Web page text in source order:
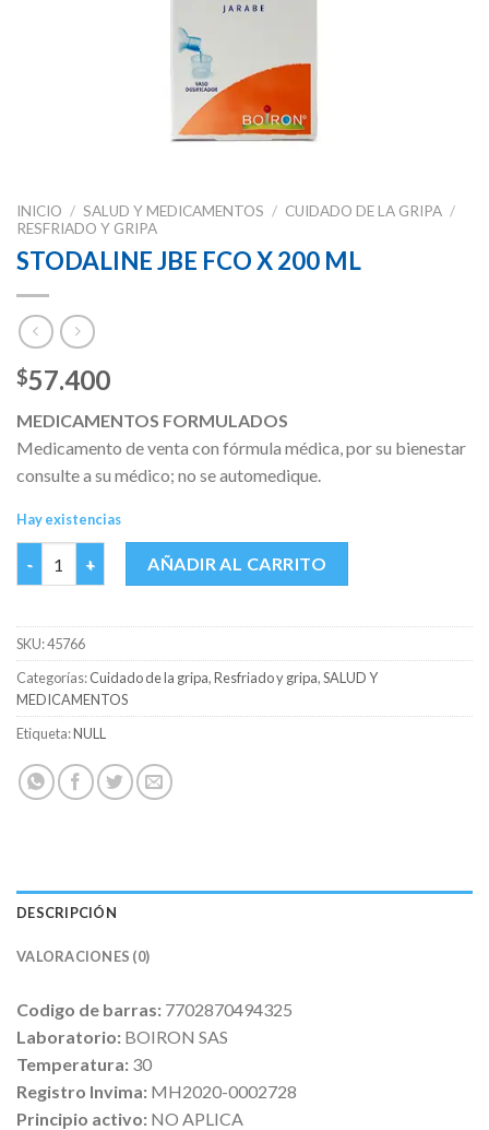
INICIO / SALUD Y MEDICAMENTOS / CUIDADO DE LA GRIPA /
RESFRIADO Y GRIPA
STODALINE JBE FCO X 200 ML
$57.400
MEDICAMENTOS FORMULADOS
Medicamento de venta con fórmula médica, por su bienestar
consulte a su médico; no se automedique.
Hay existencias
STODALINE JBE FCO X 200 ML cantidad
AÑADIR AL CARRITO
SKU:45766
Categorías:Cuidado de la gripa,Resfriado y gripa,SALUD Y
MEDICAMENTOS
Etiqueta:NULL
DESCRIPCIÓN
VALORACIONES (0)
Codigo de barras: 7702870494325
Laboratorio: BOIRON SAS
Temperatura: 30
Registro Invima: MH2020-0002728
Principio activo: NO APLICA